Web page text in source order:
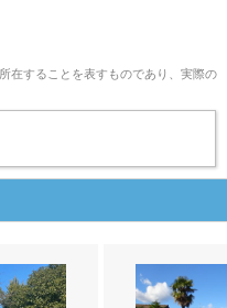
在することを表すものであり、実際の